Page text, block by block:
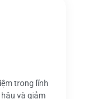
trong lĩnh
và giảm